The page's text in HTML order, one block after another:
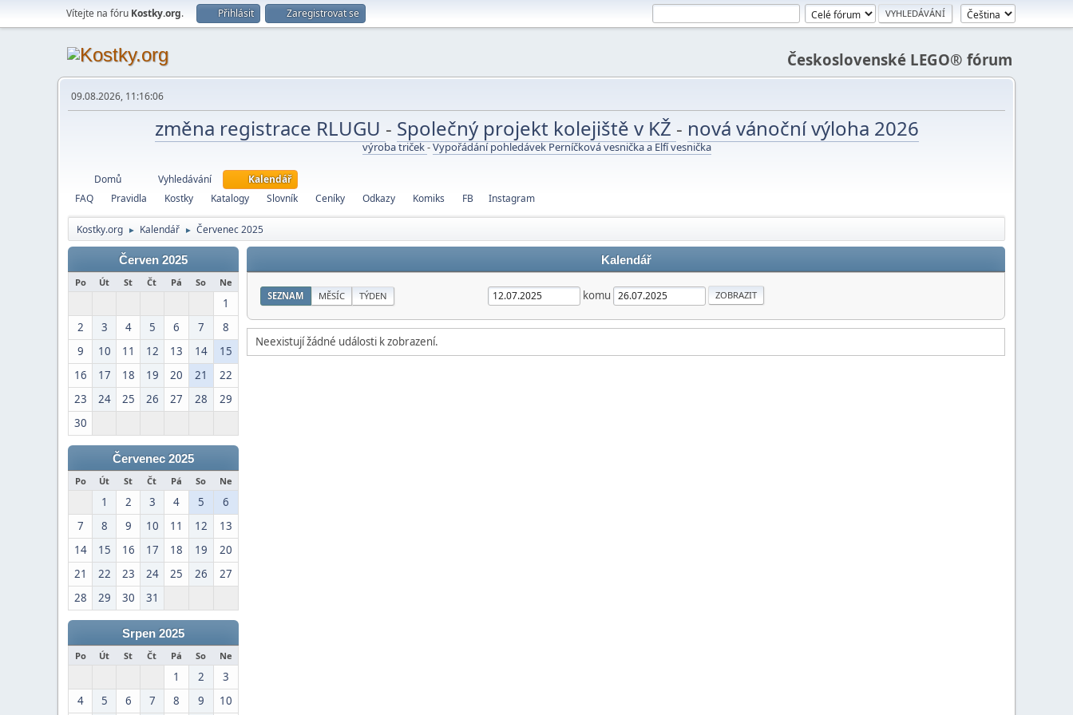
Vítejte na fóru Kostky.org. Přihlásit Zaregistrovat se
Československé LEGO® fórum
09.08.2026, 11:16:06
změna registrace RLUGU - Společný projekt kolejiště v KŽ - nová vánoční výloha 2026
výroba triček-Vypořádání pohledávek Perníčková vesnička a Elfí vesnička
Domů Vyhledávání
Kalendář
FAQ
Pravidla Kostky Katalogy Slovník Ceníky Odkazy Komiks FB Instagram
Kostky.org ► Kalendář ► Červenec 2025
Červen 2025
Po Út St Čt Pá So Ne
1
2
3 4 5 6 7
8
9
10 11 12 13 14
15
16
17 18 19 20 21
22
23
24 25 26 27 28
29
30
Červenec 2025
Po Út St Čt Pá So Ne
1 2 3 4 5
6
7
8 9 10 11 12
13
14
15 16 17 18 19
20
21
22 23 24 25 26
27
28
29 30 31
Srpen 2025
Po Út St Čt Pá So Ne
1 2
3
4
5 6 7 8 9 10
Kalendář
SEZNAM MĚSÍC TÝDEN komu
Neexistují žádné události k zobrazení.